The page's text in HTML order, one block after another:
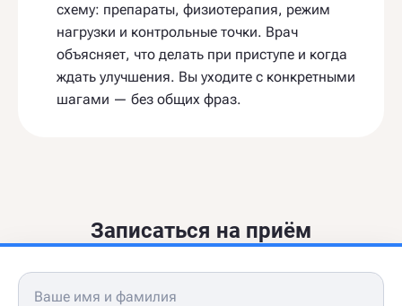
схему: препараты, физиотерапия, режим
нагрузки и контрольные точки. Врач
объясняет, что делать при приступе и когда
ждать улучшения. Вы уходите с конкретными
шагами — без общих фраз.
Записаться на приём